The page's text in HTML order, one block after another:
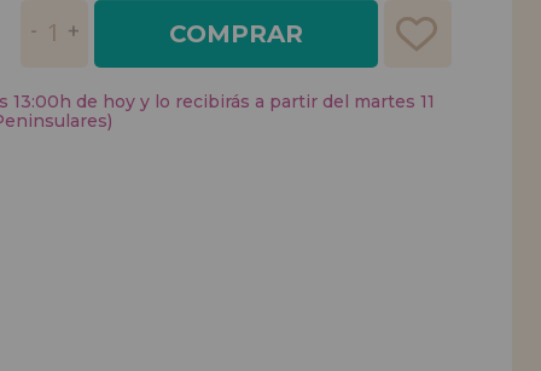
COMPRAR
13:00h de hoy y lo recibirás a partir del martes 11